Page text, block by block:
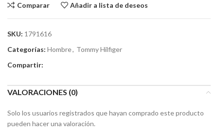
Comparar Añadir a lista de deseos
SKU: 1791616
Categorías: Hombre, Tommy Hilfiger
Compartir:
VALORACIONES (0)
Solo los usuarios registrados que hayan comprado este producto
pueden hacer una valoración.